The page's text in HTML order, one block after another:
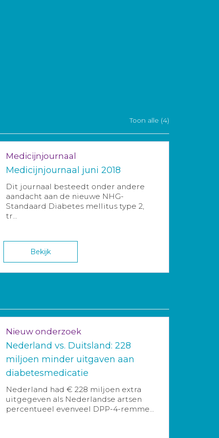
Toon alle (4)
Medicijnjournaal
Medicijnjournaal juni 2018
Dit journaal besteedt onder andere
aandacht aan de nieuwe NHG-
Standaard Diabetes mellitus type 2,
tr...
Bekijk
Nieuw onderzoek
Nederland vs. Duitsland: 228
miljoen minder uitgaven aan
diabetesmedicatie
Nederland had € 228 miljoen extra
uitgegeven als Nederlandse artsen
percentueel evenveel DPP-4-remme...